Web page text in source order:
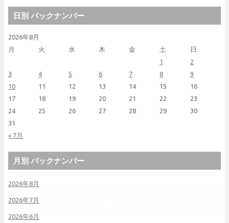
日別 バックナンバー
2026年8月
月
火 水 木 金 土 日
« 7月
1
2
3
4 5 6 7 8
9
10
11 12 13 14 15
16
17
18 19 20 21 22
23
24
25 26 27 28 29
30
31
月別 バックナンバー
2026年8月
2026年7月
2026年6月